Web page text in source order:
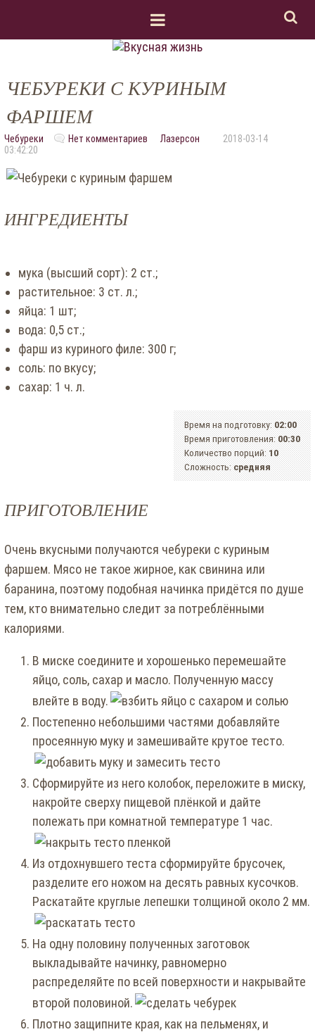
ЧЕБУРЕКИ С КУРИНЫМ
ФАРШЕМ
Чебуреки Нет комментариев Лазерсон
2018-03-14
03:42:20
ИНГРЕДИЕНТЫ
мука (высший сорт): 2 ст.;
растительное: 3 ст. л.;
яйца: 1 шт;
вода: 0,5 ст.;
фарш из куриного филе: 300 г;
соль: по вкусу;
сахар: 1 ч. л.
Время на подготовку:02:00
Время приготовления:00:30
Количество порций:10
Сложность:средняя
ПРИГОТОВЛЕНИЕ
Очень вкусными получаются чебуреки с куриным
фаршем. Мясо не такое жирное, как свинина или
баранина, поэтому подобная начинка придётся по душе
тем, кто внимательно следит за потреблёнными
калориями.
В миске соедините и хорошенько перемешайте
яйцо, соль, сахар и масло. Полученную массу
влейте в воду.
Постепенно небольшими частями добавляйте
просеянную муку и замешивайте крутое тесто.
Сформируйте из него колобок, переложите в миску,
накройте сверху пищевой плёнкой и дайте
полежать при комнатной температуре 1 час.
Из отдохнувшего теста сформируйте брусочек,
разделите его ножом на десять равных кусочков.
Раскатайте круглые лепешки толщиной около 2 мм.
На одну половину полученных заготовок
выкладывайте начинку, равномерно
распределяйте по всей поверхности и накрывайте
второй половиной.
Плотно защипните края, как на пельменях, и